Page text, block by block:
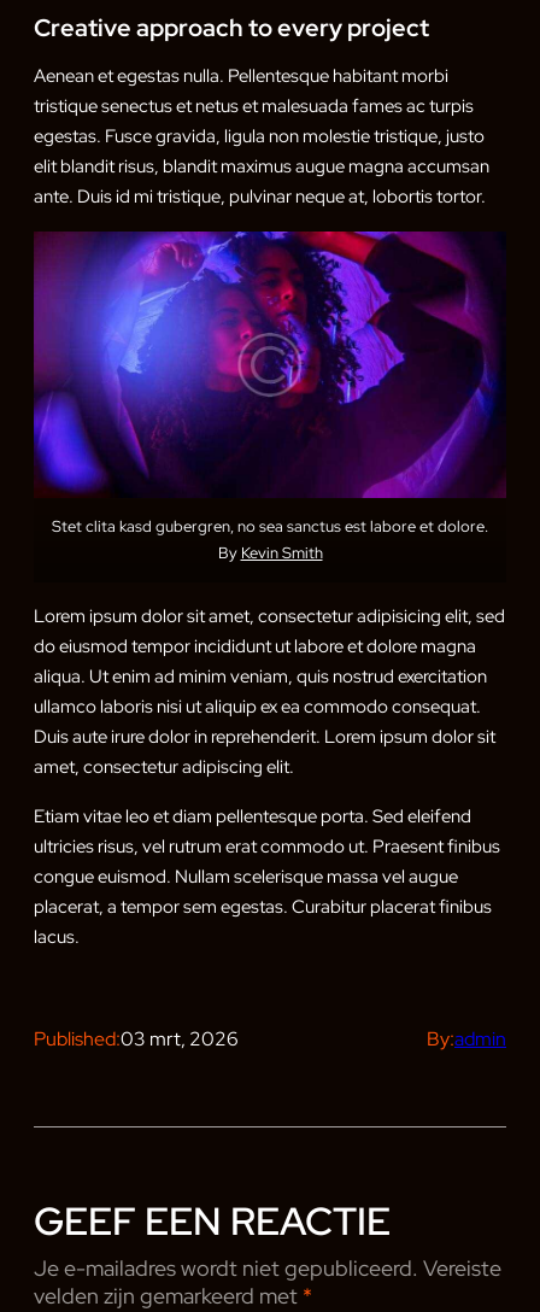
Creative approach to every project
Aenean et egestas nulla. Pellentesque habitant morbi
tristique senectus et netus et malesuada fames ac turpis
egestas. Fusce gravida, ligula non molestie tristique, justo
elit blandit risus, blandit maximus augue magna accumsan
ante. Duis id mi tristique, pulvinar neque at, lobortis tortor.
Stet clita kasd gubergren, no sea sanctus est labore et dolore.
By Kevin Smith
Lorem ipsum dolor sit amet, consectetur adipisicing elit, sed
do eiusmod tempor incididunt ut labore et dolore magna
aliqua. Ut enim ad minim veniam, quis nostrud exercitation
ullamco laboris nisi ut aliquip ex ea commodo consequat.
Duis aute irure dolor in reprehenderit. Lorem ipsum dolor sit
amet, consectetur adipiscing elit.
Etiam vitae leo et diam pellentesque porta. Sed eleifend
ultricies risus, vel rutrum erat commodo ut. Praesent finibus
congue euismod. Nullam scelerisque massa vel augue
placerat, a tempor sem egestas. Curabitur placerat finibus
lacus.
Published:03 mrt, 2026 By:admin
GEEF EEN REACTIE
Je e-mailadres wordt niet gepubliceerd. Vereiste
velden zijn gemarkeerd met *